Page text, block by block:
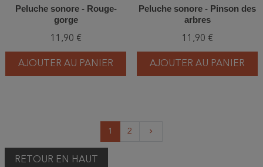
Peluche sonore - Rouge-
gorge
11,90 €
AJOUTER AU PANIER
Peluche sonore - Pinson des
arbres
11,90 €
AJOUTER AU PANIER
1 2 keyboard_arrow_right
RETOUR EN HAUT